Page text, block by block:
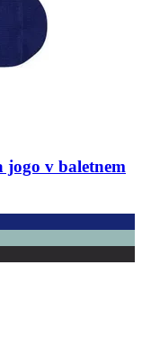
jogo v baletnem